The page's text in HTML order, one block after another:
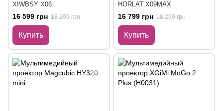
XIWBSY X06
16 599 грн 18 299 грн
Купить
HORLAT X09MAX
16 799 грн 18 299 грн
Купить